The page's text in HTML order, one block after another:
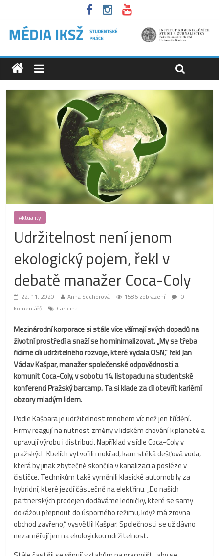
Aktuality
Udržitelnost není jenom
ekologický pojem, řekl v
debatě manažer Coca-Coly
22. 11. 2020 Anna Sochorová 1586 zobrazení
0
komentářů
Carolina
Mezinárodní korporace si stále více všímají svých dopadů na
životní prostředí a snaží se ho minimalizovat. „My se třeba
řídíme cíli udržitelného rozvoje, které vydala OSN,“ řekl Jan
Václav Kašpar, manažer společenské odpovědnosti a
komunit Coca-Coly, v sobotu 14. listopadu na studentské
konferenci Pražský barcamp. Ta si klade za cíl otevřít kariérní
obzory mladým lidem.
Podle Kašpara je udržitelnost mnohem víc než jen třídění.
Firmy reagují na nutnost změny v lidském chování k planetě a
upravují výrobu i distribuci. Například v sídle Coca-Coly v
pražských Kbelích vytvořili mokřad, kam stéká dešťová voda,
která by jinak zbytečně skončila v kanalizaci a posléze v
čističce. Technikům také vyměnili klasické automobily za
hybridní, které jezdí částečně na elektřinu. „Do našich
partnerských prodejen dodáváme ledničky, které se samy
dokážou přepnout do úsporného režimu, když má zrovna
obchod zavřeno,“ vysvětlil Kašpar. Společnosti se už dávno
nezaměřují jen na ekologickou udržitelnost.